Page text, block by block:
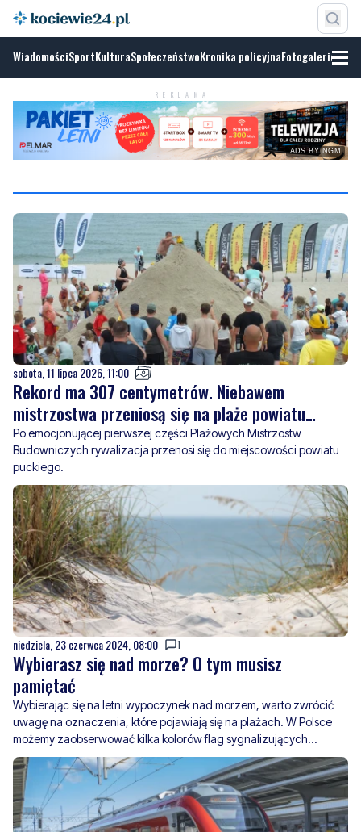
WiadomościSportKulturaSpołeczeństwoKronika policyjnaFotogalerie
REKLAMA
ADS BY NGM
sobota, 11 lipca 2026, 11:00
Rekord ma 307 centymetrów. Niebawem
mistrzostwa przeniosą się na plaże powiatu
puckiego
Po emocjonującej pierwszej części Plażowych Mistrzostw
Budowniczych rywalizacja przenosi się do miejscowości powiatu
puckiego.
niedziela, 23 czerwca 2024, 08:00 1
Wybierasz się nad morze? O tym musisz
pamiętać
Wybierając się na letni wypoczynek nad morzem, warto zwrócić
uwagę na oznaczenia, które pojawiają się na plażach. W Polsce
możemy zaobserwować kilka kolorów flag sygnalizujących
warunki do kąpieli. Jakie to kolory?